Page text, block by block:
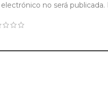
no será publicada.